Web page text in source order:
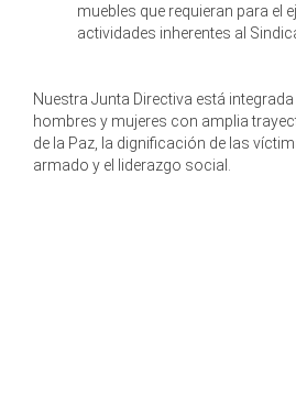
muebles que requieran para el
actividades inherentes al
Nuestra Junta Directiva está
hombres y mujeres con amplia
de la Paz, la dignificación de las
armado y el liderazgo social.